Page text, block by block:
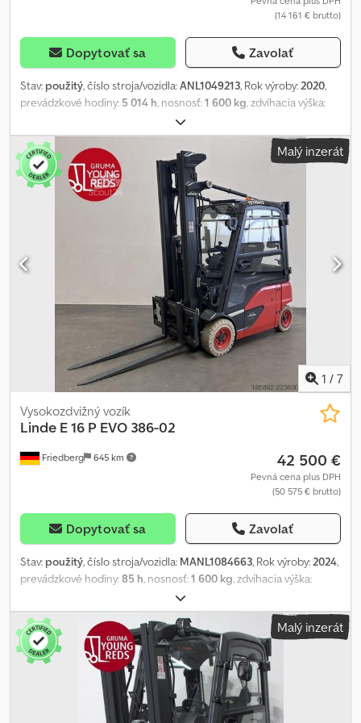
(14 161 € brutto)
Dopytovať sa Zavolať
Stav: použitý, číslo stroja/vozidla:ANL1049213, Rok výroby:2020,
prevádzkové hodiny: 5 014 h, nosnosť:1 600 kg, zdvíhacia výška:
1 520 mm, ťažisko nákladu:
stožiara:triplex, kapacita batérie:625 Ach, napätie batérie:48 V,
šírka nosiča vidlíc:980 mm , dĺžka vidlíc:
, veľkosť prednej
pneumatiky:18x7-8, veľkosť zadnej pneumatiky:
pohotovostná hmotnosť:
3 126 kg , celková výška:
celková dĺžka:2 029 mm , celková šírka:1 090 mm, palivo:
- Aquamatic na batériu - Vozidlová zásuvka MRC 160A - 90° dvierka
batérie pre výmenu batérie - Menic napätia - Vozidlo:
Jednoduchá prídavná hydraulika - Stĺp: Jednoduchá prídavná
hydraulika - Bočný posuv, integrovaný - Oceľový rám - 2 x predné
LED pracovné svetlá - Výstražné svetlo - Panoramatické zrkadlo -
Kontrola prístupu: kľúčový spínač - Štandardné sedadlo vodiča
(koženka) - Predvoľba polohy zdvíhacieho stožiara - Jednopedál -
Centrálne a krížové pákové ovládanie Cjdpfx Ajzmpadek Ajrf -
Výkonnostná úroveň Efficiency - LSP 0.5
Malý inzerát
1 / 7
Friedberg 645 km
Vysokozdvižný vozík
Linde E 16 P EVO 386-02
42 500 €
Pevná cena plus DPH
(50 575 € brutto)
Dopytovať sa Zavolať
Stav: použitý, číslo stroja/vozidla: MANL1084663, Rok výroby:2024,
prevádzkové hodiny:85 h, nosnosť:1 600 kg, zdvíhacia výška:
1 870 mm, ťažisko nákladu:
stožiara:triplex, kapacita batérie:625 Ach, napätie batérie:48 V,
šírka nosiča vidlíc: 980 mm , dĺžka vidlíc:1 200 mm
, veľkosť prednej
pneumatiky:
18x7-8, veľkosť zadnej pneumatiky:16x6-8
pohotovostná hmotnosť:3 518 kg, celková výška:2 470 mm
2 029 mm, celková šírka:1 090 mm , palivo:
- Aquamatic s batériovým napájaním - Vozidlová zásuvka MRC 160A
- 180° dvere pre výmenu batérie - Meníč napätia - Vozidlo: Dvojitý
Malý inzerát